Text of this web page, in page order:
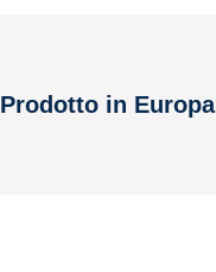
Prodotto in Europa